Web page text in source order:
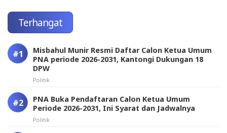
Terhangat
Misbahul Munir Resmi Daftar Calon Ketua Umum
PNA periode 2026-2031, Kantongi Dukungan 18
DPW
Politik
PNA Buka Pendaftaran Calon Ketua Umum
Periode 2026-2031, Ini Syarat dan Jadwalnya
Politik